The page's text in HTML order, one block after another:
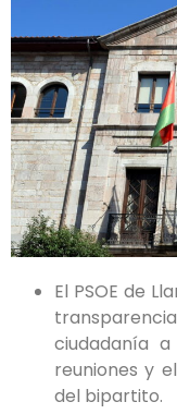
El PSOE de
ciudadanía
reuniones y
del bipartito.